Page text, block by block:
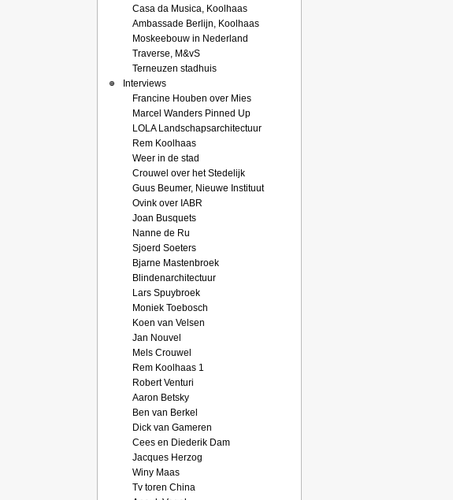
Casa da Musica, Koolhaas
Ambassade Berlijn, Koolhaas
Moskeebouw in Nederland
Traverse, M&vS
Terneuzen stadhuis
Interviews
Francine Houben over Mies
Marcel Wanders Pinned Up
LOLA Landschapsarchitectuur
Rem Koolhaas
Weer in de stad
Crouwel over het Stedelijk
Guus Beumer, Nieuwe Instituut
Ovink over IABR
Joan Busquets
Nanne de Ru
Sjoerd Soeters
Bjarne Mastenbroek
Blindenarchitectuur
Lars Spuybroek
Moniek Toebosch
Koen van Velsen
Jan Nouvel
Mels Crouwel
Rem Koolhaas 1
Robert Venturi
Aaron Betsky
Ben van Berkel
Dick van Gameren
Cees en Diederik Dam
Jacques Herzog
Winy Maas
Tv toren China